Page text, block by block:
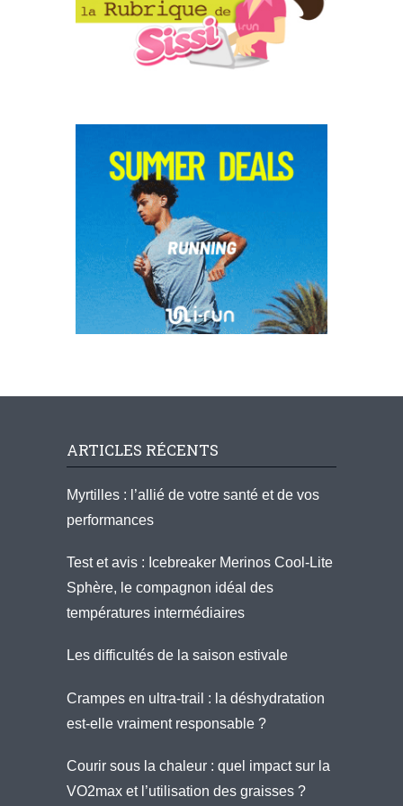
ARTICLES RÉCENTS
Myrtilles : l’allié de votre santé et de vos
performances
Test et avis : Icebreaker Merinos Cool-Lite
Sphère, le compagnon idéal des
températures intermédiaires
Les difficultés de la saison estivale
Crampes en ultra-trail : la déshydratation
est-elle vraiment responsable ?
Courir sous la chaleur : quel impact sur la
VO2max et l’utilisation des graisses ?